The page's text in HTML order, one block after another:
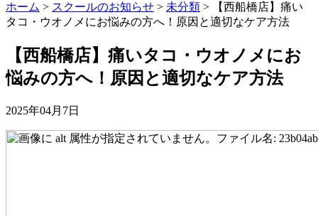
ホーム > スクールのお知らせ > 未分類 >
【西船橋店】痛い
タコ・ウオノメにお悩みの方へ！原因と適切なケア方法
【西船橋店】痛いタコ・ウオノメにお
悩みの方へ！原因と適切なケア方法
2025年04月7日